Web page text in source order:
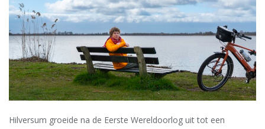
Hilversum groeide na de Eerste Wereldoorlog uit tot een